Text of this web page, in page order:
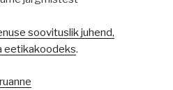
soovituslik juhend,
eetikakoodeks.